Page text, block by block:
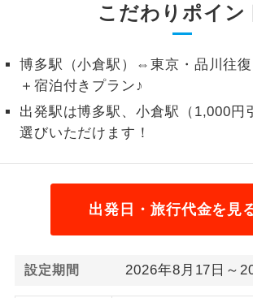
こだわりポイン
博多駅（小倉駅）⇔東京・品川往
＋宿泊付きプラン♪
出発駅は博多駅、小倉駅（1,000円
選びいただけます！
出発日・旅行代金を見
設定期間 2026年8月17日～
1名様から出発可能な
2名様催行
2名様から出発可能な
す。
おひとり様参
1名様1室同代
1名様1室利用でも追
コースです。
ご夫婦限定
す。